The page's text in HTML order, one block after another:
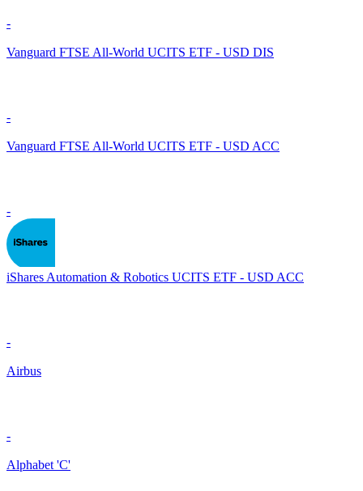
-
Vanguard FTSE All-World UCITS ETF - USD DIS
-
Vanguard FTSE All-World UCITS ETF - USD ACC
-
iShares Automation & Robotics UCITS ETF - USD ACC
-
Airbus
-
Alphabet 'C'